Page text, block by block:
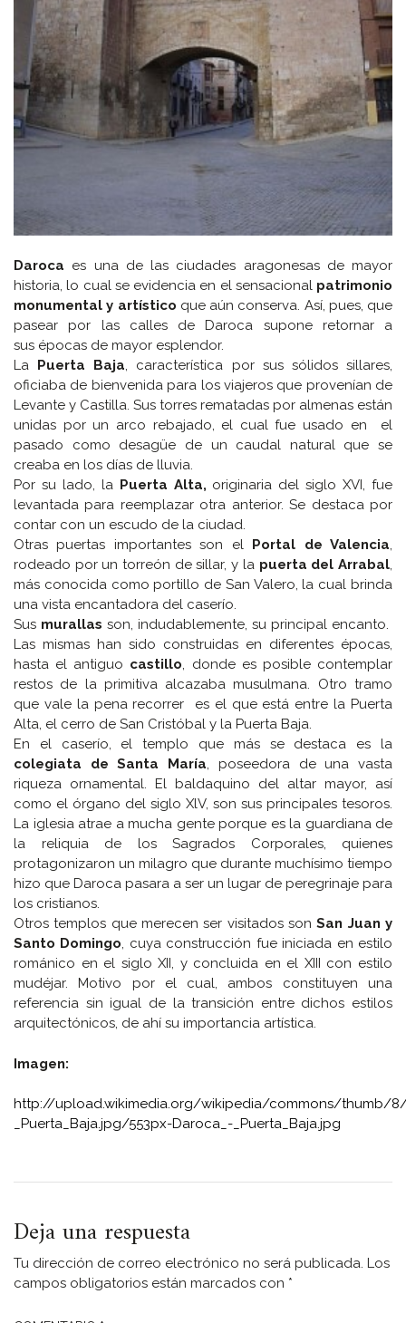
Daroca es una de las ciudades aragonesas de mayor
historia, lo cual se evidencia en el sensacional patrimonio
monumental y artístico que aún conserva. Así, pues, que
pasear por las calles de Daroca supone retornar a
sus épocas de mayor esplendor.
La
Puerta Baja, característica por sus sólidos sillares,
oficiaba de bienvenida para los viajeros que provenían de
Levante y Castilla. Sus torres rematadas por almenas están
unidas por un arco rebajado, el cual fue usado en el
pasado como desagüe de un caudal natural que se
creaba en los días de lluvia.
Por su lado, la Puerta Alta, originaria del siglo XVI, fue
levantada para reemplazar otra anterior. Se destaca por
contar con un escudo de la ciudad.
Otras puertas importantes son el
Portal de Valencia,
rodeado por un torreón de sillar, y la puerta del Arrabal,
más conocida como portillo de San Valero, la cual brinda
una vista encantadora del caserío.
Sus murallas son, indudablemente, su principal encanto.
Las mismas han sido construidas en diferentes épocas,
hasta el antiguo castillo, donde es posible contemplar
restos de la primitiva alcazaba musulmana. Otro tramo
que vale la pena recorrer es el que está entre la Puerta
Alta, el cerro de San Cristóbal y la Puerta Baja.
En el caserío, el templo que más se destaca es la
colegiata de Santa María, poseedora de una vasta
riqueza ornamental. El baldaquino del altar mayor, así
como el órgano del siglo XlV, son sus principales tesoros.
La iglesia atrae a mucha gente porque es la guardiana de
la reliquia de los Sagrados Corporales, quienes
protagonizaron un milagro que durante muchísimo tiempo
hizo que Daroca pasara a ser un lugar de peregrinaje para
los cristianos.
Otros templos que merecen ser visitados sonSan Juan y
Santo Domingo, cuya construcción fue iniciada en estilo
románico en el siglo XII, y concluida en el XIII con estilo
mudéjar. Motivo por el cual, ambos constituyen una
referencia sin igual de la transición entre dichos estilos
arquitectónicos, de ahí su importancia artística.
Imagen:
http://upload.wikimedia.org/wikipedia/commons/thumb/
_Puerta_Baja.jpg/553px-Daroca_-_Puerta_Baja.jpg
Deja una respuesta
Tu dirección de correo electrónico no será publicada. Los
campos obligatorios están marcados con *